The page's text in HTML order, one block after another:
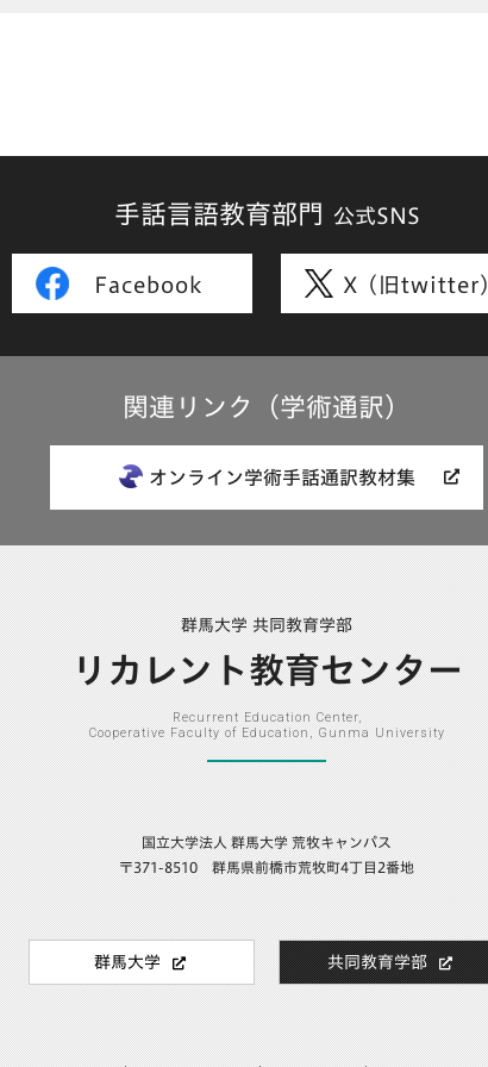
手話言語教育部門 公式SNS
Facebook X (旧twitter)
関連リンク（学術通訳）
オンライン学術手話通訳教材集
群馬大学 共同教育学部
リカレント教育センター
Recurrent Education Center,
Cooperative Faculty of Education, Gunma University
国立大学法人 群馬大学 荒牧キャンパス
〒371-8510 群馬県前橋市荒牧町4丁目2番地
群馬大学 共同教育学部